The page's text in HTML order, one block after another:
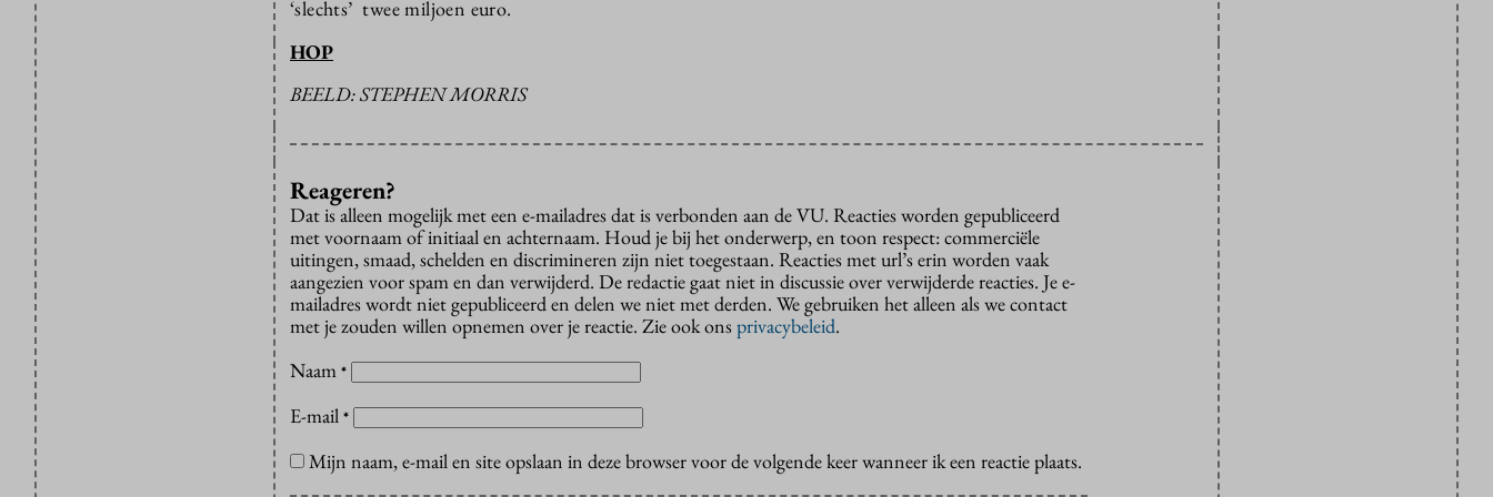
‘slechts’ twee miljoen euro.
HOP
BEELD: STEPHEN MORRIS
Reageren?
Dat is alleen mogelijk met een e-mailadres dat is verbonden aan de VU. Reacties worden gepubliceerd
met voornaam of initiaal en achternaam. Houd je bij het onderwerp, en toon respect: commerciële
uitingen, smaad, schelden en discrimineren zijn niet toegestaan. Reacties met url’s erin worden vaak
aangezien voor spam en dan verwijderd. De redactie gaat niet in discussie over verwijderde reacties. Je e-
mailadres wordt niet gepubliceerd en delen we niet met derden. We gebruiken het alleen als we contact
met je zouden willen opnemen over je reactie. Zie ook onsprivacybeleid.
Naam *
E-mail *
Mijn naam, e-mail en site opslaan in deze browser voor de volgende keer wanneer ik een reactie plaats.